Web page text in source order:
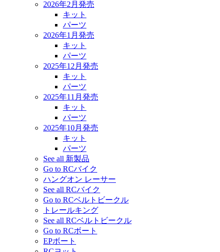
2026年2月発売
キット
パーツ
2026年1月発売
キット
パーツ
2025年12月発売
キット
パーツ
2025年11月発売
キット
パーツ
2025年10月発売
キット
パーツ
See all 新製品
Go to RCバイク
ハングオン レーサー
See all RCバイク
Go to RCベルトビークル
トレールキング
See all RCベルトビークル
Go to RCボート
EPボート